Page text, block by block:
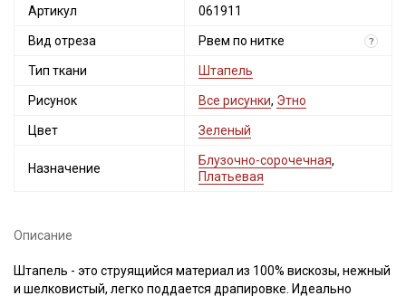
Артикул 061911
Вид отреза Рвем по нитке ?
Тип ткани Штапель
Рисунок Все рисунки, Этно
Цвет Зеленый
Назначение
Блузочно-сорочечная,
Платьевая
Описание
Штапель - это струящийся материал из 100% вискозы, нежный
и шелковистый, легко поддается драпировке. Идеально
промокоды и скидки до 30% на узкие